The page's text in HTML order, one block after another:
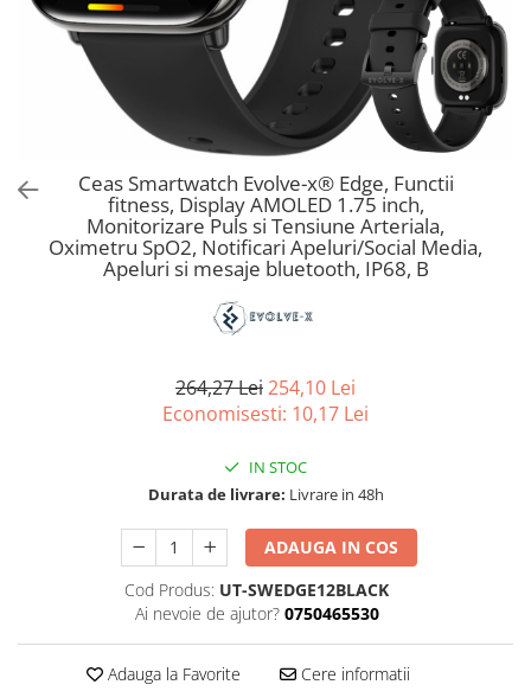
Ceas Smartwatch Evolve-x® Edge, Functii
fitness, Display AMOLED 1.75 inch,
Monitorizare Puls si Tensiune Arteriala,
Oximetru SpO2, Notificari Apeluri/Social Media,
Apeluri si mesaje bluetooth, IP68, B
264,27 Lei254,10 Lei
Economisesti: 10,17 Lei
IN STOC
Durata de livrare: Livrare in 48h
ADAUGA IN COS
Cod Produs: UT-SWEDGE12BLACK
Ai nevoie de ajutor? 0750465530
Adauga la Favorite Cere informatii